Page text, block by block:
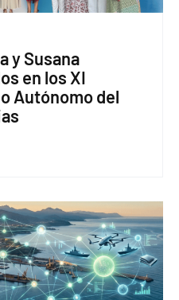
y Susana
en los XI
Autónomo del